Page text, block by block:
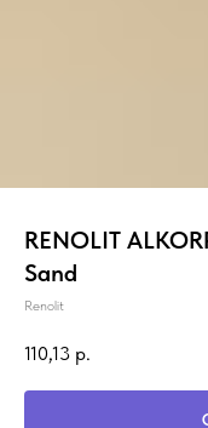
RENOLIT
Sand
Renolit
110,13 р.